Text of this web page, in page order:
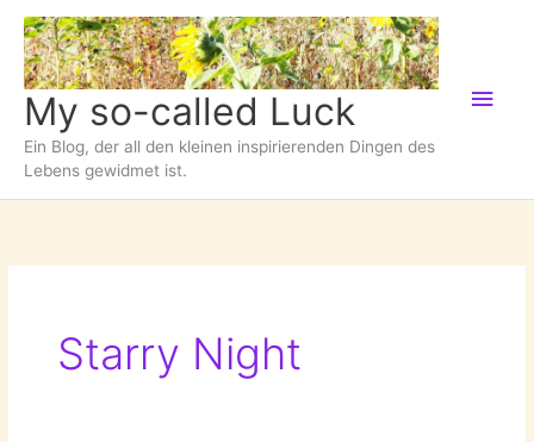
Zum
Inhalt
springen
My so-called Luck
Ein Blog, der all den kleinen inspirierenden Dingen des
Lebens gewidmet ist.
Starry Night